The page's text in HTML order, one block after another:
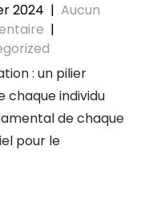
2024 | Aucun
|
: un pilier
chaque individu
de chaque
pour le